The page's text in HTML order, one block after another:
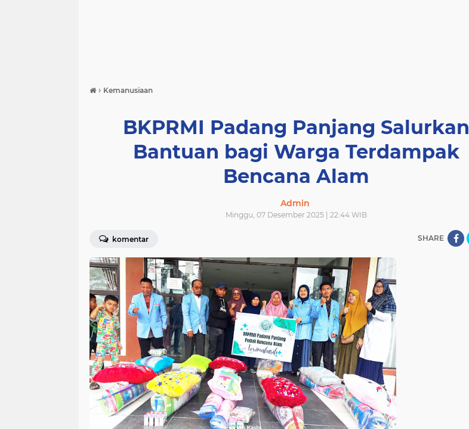
› Kemanusiaan
BKPRMI Padang Panjang Salurkan
Bantuan bagi Warga Terdampak
Bencana Alam
Admin
Minggu, 07 Desember 2025 | 22:44 WIB
komentar SHARE